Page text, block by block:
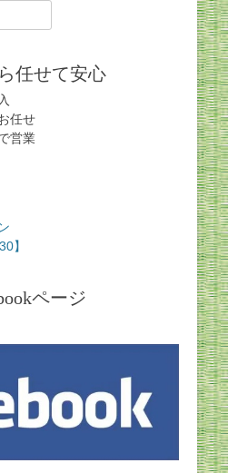
任せて安心
任せ
営業
】
ページ